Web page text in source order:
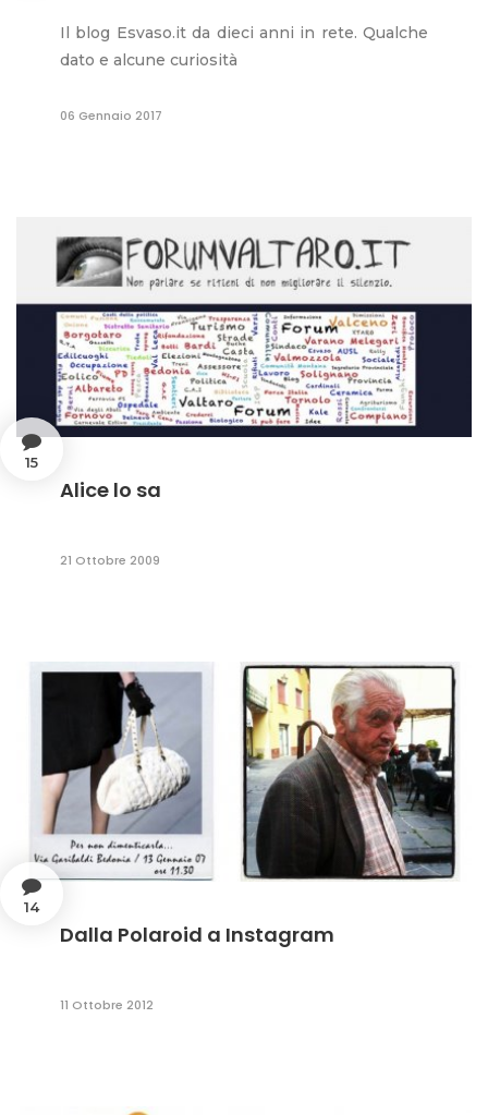
Il blog Esvaso.it da dieci anni in rete. Qualche
dato e alcune curiosità
06 Gennaio 2017
15
Alice lo sa
21 Ottobre 2009
14
Dalla Polaroid a Instagram
11 Ottobre 2012